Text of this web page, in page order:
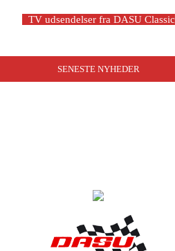
TV udsendelser fra DASU Classic
SENESTE NYHEDER